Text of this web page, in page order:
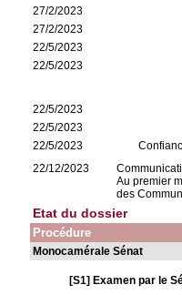
27/2/2023
27/2/2023
22/5/2023
22/5/2023
22/5/2023
22/5/2023
22/5/2023
22/12/2023
Au premier
des
Etat du dossier
Procédure
Monocamérale Sénat
[S1] Examen par le